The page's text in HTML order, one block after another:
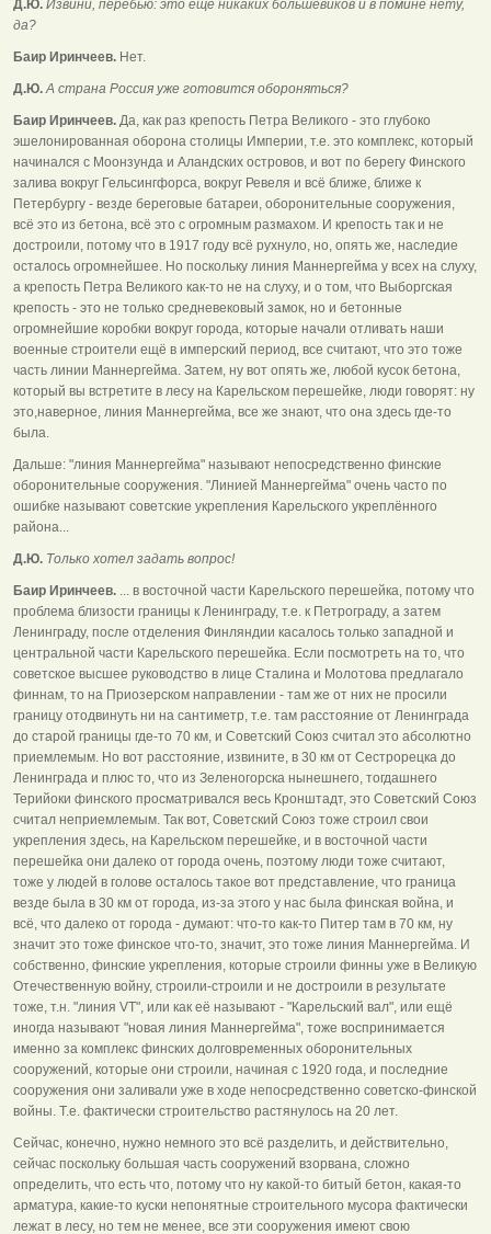
Д.Ю. Извини, перебью: это ещё никаких большевиков и в помине нету,
да?
Баир Иринчеев. Нет.
Д.Ю.А страна Россия уже готовится обороняться?
Баир Иринчеев. Да, как раз крепость Петра Великого - это глубоко
эшелонированная оборона столицы Империи, т.е. это комплекс, который
начинался с Моонзунда и Аландских островов, и вот по берегу Финского
залива вокруг Гельсингфорса, вокруг Ревеля и всё ближе, ближе к
Петербургу - везде береговые батареи, оборонительные сооружения,
всё это из бетона, всё это с огромным размахом. И крепость так и не
достроили, потому что в 1917 году всё рухнуло, но, опять же, наследие
осталось огромнейшее. Но поскольку линия Маннергейма у всех на слуху,
а крепость Петра Великого как-то не на слуху, и о том, что Выборгская
крепость - это не только средневековый замок, но и бетонные
огромнейшие коробки вокруг города, которые начали отливать наши
военные строители ещё в имперский период, все считают, что это тоже
часть линии Маннергейма. Затем, ну вот опять же, любой кусок бетона,
который вы встретите в лесу на Карельском перешейке, люди говорят: ну
это,наверное, линия Маннергейма, все же знают, что она здесь где-то
была.
Дальше: "линия Маннергейма" называют непосредственно финские
оборонительные сооружения. "Линией Маннергейма" очень часто по
ошибке называют советские укрепления Карельского укреплённого
района...
Д.Ю. Только хотел задать вопрос!
Баир Иринчеев. ... в восточной части Карельского перешейка, потому что
проблема близости границы к Ленинграду, т.е. к Петрограду, а затем
Ленинграду, после отделения Финляндии касалось только западной и
центральной части Карельского перешейка. Если посмотреть на то, что
советское высшее руководство в лице Сталина и Молотова предлагало
финнам, то на Приозерском направлении - там же от них не просили
границу отодвинуть ни на сантиметр, т.е. там расстояние от Ленинграда
до старой границы где-то 70 км, и Советский Союз считал это абсолютно
приемлемым. Но вот расстояние, извините, в 30 км от Сестрорецка до
Ленинграда и плюс то, что из Зеленогорска нынешнего, тогдашнего
Терийоки финского просматривался весь Кронштадт, это Советский Союз
считал неприемлемым. Так вот, Советский Союз тоже строил свои
укрепления здесь, на Карельском перешейке, и в восточной части
перешейка они далеко от города очень, поэтому люди тоже считают,
тоже у людей в голове осталось такое вот представление, что граница
везде была в 30 км от города, из-за этого у нас была финская война, и
всё, что далеко от города - думают: что-то как-то Питер там в 70 км, ну
значит это тоже финское что-то, значит, это тоже линия Маннергейма. И
собственно, финские укрепления, которые строили финны уже в Великую
Отечественную войну, строили-строили и не достроили в результате
тоже, т.н. "линия VТ", или как её называют - "Карельский вал", или ещё
иногда называют "новая линия Маннергейма", тоже воспринимается
именно за комплекс финских долговременных оборонительных
сооружений, которые они строили, начиная с 1920 года, и последние
сооружения они заливали уже в ходе непосредственно советско-финской
войны. Т.е. фактически строительство растянулось на 20 лет.
Сейчас, конечно, нужно немного это всё разделить, и действительно,
сейчас поскольку большая часть сооружений взорвана, сложно
определить, что есть что, потому что ну какой-то битый бетон, какая-то
арматура, какие-то куски непонятные строительного мусора фактически
лежат в лесу, но тем не менее, все эти сооружения имеют свою